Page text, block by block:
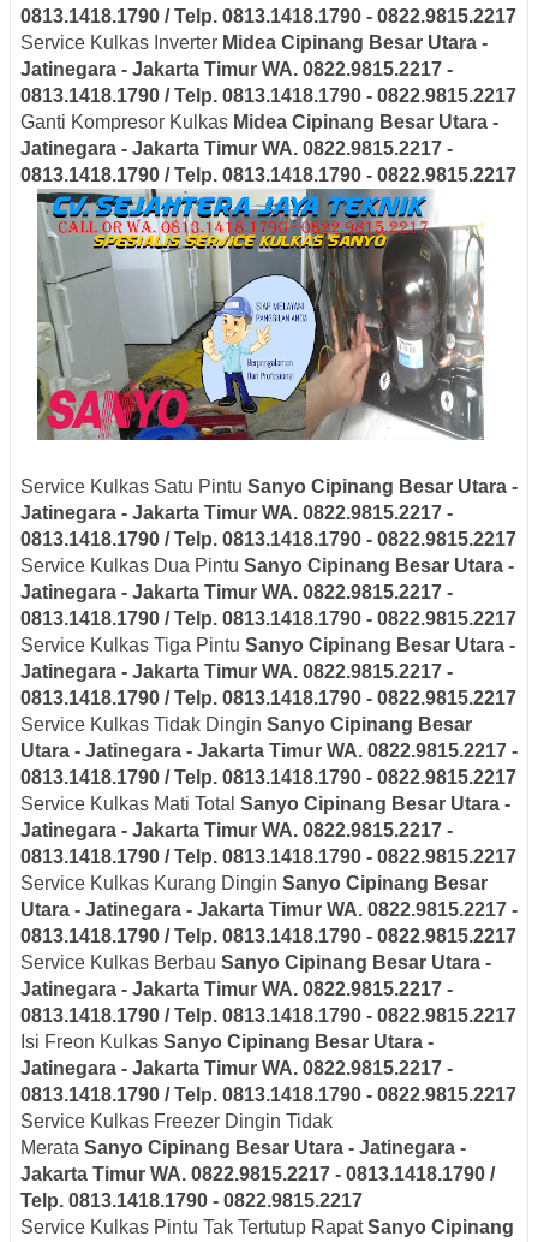
0813.1418.1790 / Telp. 0813.1418.1790 - 0822.9815.2217
Service Kulkas Inverter Midea Cipinang Besar Utara -
Jatinegara - Jakarta Timur WA. 0822.9815.2217 -
0813.1418.1790 / Telp. 0813.1418.1790 - 0822.9815.2217
Ganti Kompresor Kulkas Midea Cipinang Besar Utara -
Jatinegara - Jakarta Timur WA. 0822.9815.2217 -
0813.1418.1790 / Telp. 0813.1418.1790 - 0822.9815.2217
Service Kulkas Satu Pintu Sanyo Cipinang Besar Utara -
Jatinegara - Jakarta Timur WA. 0822.9815.2217 -
0813.1418.1790 / Telp. 0813.1418.1790 - 0822.9815.2217
Service Kulkas Dua Pintu Sanyo Cipinang Besar Utara -
Jatinegara - Jakarta Timur WA. 0822.9815.2217 -
0813.1418.1790 / Telp. 0813.1418.1790 - 0822.9815.2217
Service Kulkas Tiga Pintu Sanyo Cipinang Besar Utara -
Jatinegara - Jakarta Timur WA. 0822.9815.2217 -
0813.1418.1790 / Telp. 0813.1418.1790 - 0822.9815.2217
Service Kulkas Tidak Dingin Sanyo Cipinang Besar
Utara - Jatinegara - Jakarta Timur WA. 0822.9815.2217 -
0813.1418.1790 / Telp. 0813.1418.1790 - 0822.9815.2217
Service Kulkas Mati Total Sanyo Cipinang Besar Utara -
Jatinegara - Jakarta Timur WA. 0822.9815.2217 -
0813.1418.1790 / Telp. 0813.1418.1790 - 0822.9815.2217
Service Kulkas Kurang Dingin Sanyo Cipinang Besar
Utara - Jatinegara - Jakarta Timur WA. 0822.9815.2217 -
0813.1418.1790 / Telp. 0813.1418.1790 - 0822.9815.2217
Service Kulkas Berbau Sanyo Cipinang Besar Utara -
Jatinegara - Jakarta Timur WA. 0822.9815.2217 -
0813.1418.1790 / Telp. 0813.1418.1790 - 0822.9815.2217
Isi Freon Kulkas Sanyo Cipinang Besar Utara -
Jatinegara - Jakarta Timur WA. 0822.9815.2217 -
0813.1418.1790 / Telp. 0813.1418.1790 - 0822.9815.2217
Service Kulkas Freezer Dingin Tidak
Merata Sanyo Cipinang Besar Utara - Jatinegara -
Jakarta Timur WA. 0822.9815.2217 - 0813.1418.1790 /
Telp. 0813.1418.1790 - 0822.9815.2217
Service Kulkas Pintu Tak Tertutup RapatSanyo Cipinang